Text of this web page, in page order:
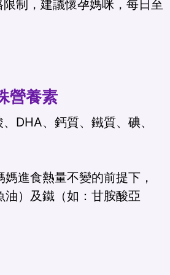
制，建議懷孕媽咪，每日至
營養素
DHA、鈣質、鐵質、碘、
進食熱量不變的前提下，
）及鐵（如：甘胺酸亞